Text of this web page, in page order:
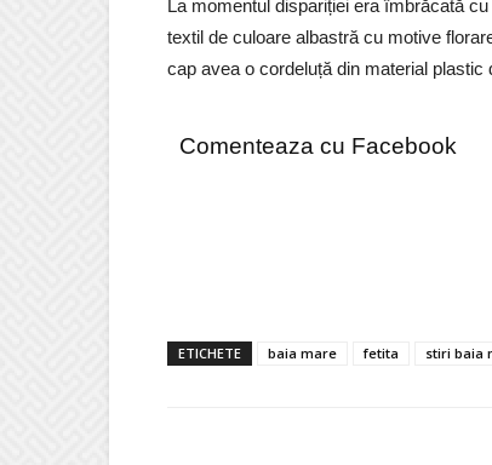
La momentul dispariției era îmbrăcată
textil de culoare albastră cu motive
cap avea o cordeluță din material plastic
Comenteaza cu Facebook
ETICHETE baia mare fetita stiri baia